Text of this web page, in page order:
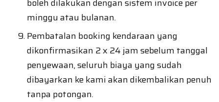
boleh dilakukan dengan sistem invoice per
minggu atau bulanan.
Pembatalan booking kendaraan yang
dikonfirmasikan 2 x 24 jam sebelum tanggal
penyewaan, seluruh biaya yang sudah
dibayarkan ke kami akan dikembalikan penuh
tanpa potongan.